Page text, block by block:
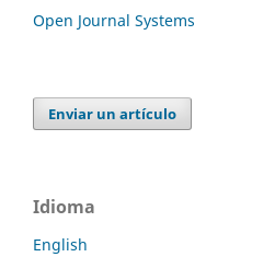
Open Journal Systems
Enviar un artículo
Idioma
English